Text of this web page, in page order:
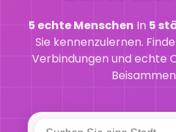
5 echte Menschen In 5
Sie kennenzulernen.
Verbindungen und echte